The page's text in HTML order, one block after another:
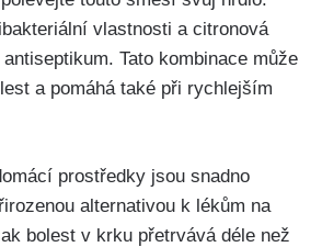
vlastnosti a ‌citronová
Tato kombinace ⁢může
a ​pomáhá také při rychlejším
prostředky ⁢jsou ‌snadno
alternativou k ⁤lékům na
‌bolest v krku přetrvává déle ‍než